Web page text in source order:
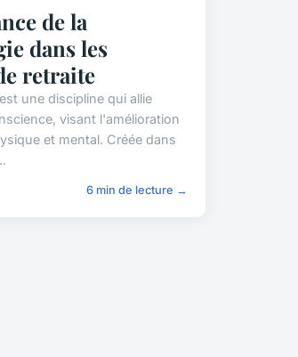
de la
dans les
retraite
une discipline qui allie
visant l'amélioration
et mental. Créée dans
6 min de lecture →